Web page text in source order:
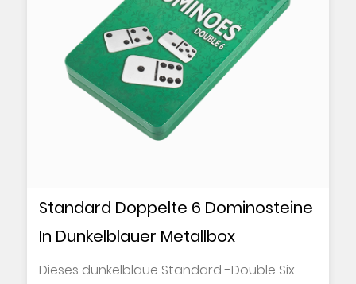
Standard Doppelte 6 Dominosteine
In Dunkelblauer Metallbox
Dieses dunkelblaue Standard -Double Six